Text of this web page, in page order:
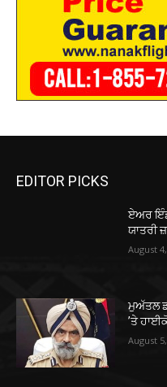
EDITOR PICKS
ਏਅਰ
ਯਾਤਰੀ
August
ਮੁਅੱਤਲ
’ਤੇ
August